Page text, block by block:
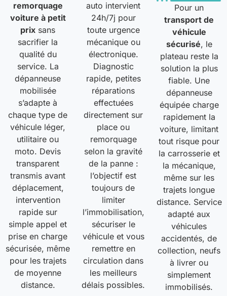
remorquage
voiture à petit
prix sans
sacrifier la
qualité du
service. La
dépanneuse
mobilisée
s’adapte à
chaque type de
véhicule léger,
utilitaire ou
moto. Devis
transparent
transmis avant
déplacement,
intervention
rapide sur
simple appel et
prise en charge
sécurisée, même
pour les trajets
de moyenne
distance.
auto intervient
24h/7j pour
toute urgence
mécanique ou
électronique.
Diagnostic
rapide, petites
réparations
effectuées
directement sur
place ou
remorquage
selon la gravité
de la panne :
l’objectif est
toujours de
limiter
l’immobilisation,
sécuriser le
véhicule et vous
remettre en
circulation dans
les meilleurs
délais possibles.
Pour un
transport de
véhicule
sécurisé, le
plateau reste la
solution la plus
fiable. Une
dépanneuse
équipée charge
rapidement la
voiture, limitant
tout risque pour
la carrosserie et
la mécanique,
même sur les
trajets longue
distance. Service
adapté aux
véhicules
accidentés, de
collection, neufs
à livrer ou
simplement
immobilisés.